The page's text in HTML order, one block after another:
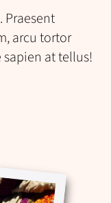
Praesent
arcu tortor
at tellus!